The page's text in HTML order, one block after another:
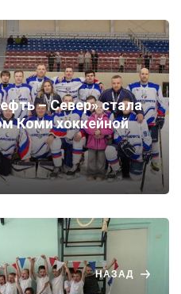
– Север» стала
Коми хоккейной
НАЗАД